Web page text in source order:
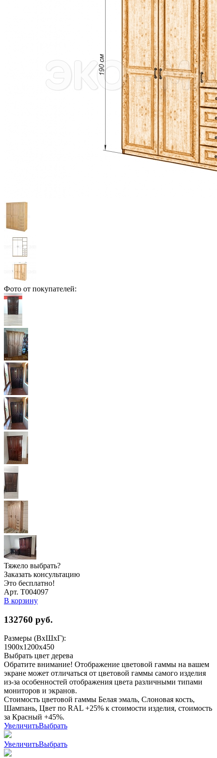
Фото от покупателей:
Тяжело выбрать?
Заказать консультацию
Это бесплатно!
Арт. Т004097
В корзину
132760 руб.
Размеры (ВхШхГ):
1900x1200x450
Выбрать цвет дерева
Обратите внимание! Отображение цветовой гаммы на вашем
экране может отличаться от цветовой гаммы самого изделия
из-за особенностей отображения цвета различными типами
мониторов и экранов.
Стоимость цветовой гаммы Белая эмаль, Слоновая кость,
Шампань, Цвет по RAL +25% к стоимости изделия, стоимость
за Красный +45%.
УвеличитьВыбрать
УвеличитьВыбрать